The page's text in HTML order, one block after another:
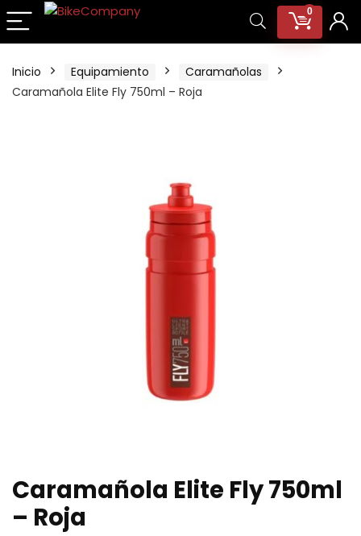
0
Inicio Equipamiento
Caramañolas
Caramañola Elite Fly 750ml – Roja
Caramañola Elite Fly 750ml
– Roja